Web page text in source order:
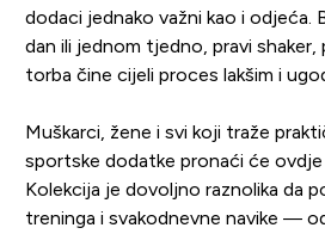
dodaci jednako važni kao i odjeća.
dan ili jednom tjedno, pravi shaker,
torba čine cijeli proces lakšim i
Muškarci, žene i svi koji traže
sportske dodatke pronaći će
Kolekcija je dovoljno raznolika da
treninga i svakodnevne navike —